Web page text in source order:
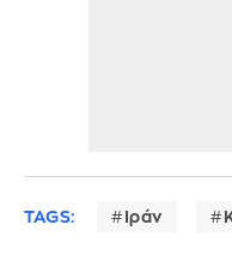
TAGS: Ιράν